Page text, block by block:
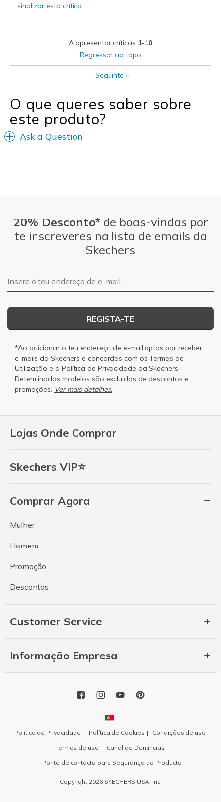
Sizing
Feels true to size
sinalizar esta crítica
A apresentar críticas 1-10
Regressar ao topo
Seguinte »
O que queres saber sobre
este produto?
Ask a Question
Lojas Onde Comprar
Skechers VIP⭐
Comprar Agora
Mulher
Homem
Promoção
Descontos
Customer Service
Informação Empresa
20% Desconto*de boas-vindas por
te inscreveres na lista de emails da
Skechers
Endereço de e-mail
REGISTA-TE
*Ao adicionar o teu endereço de e-mail,optas por receber
e-mails da Skechers e concordas com os Termos de
Utilização e a Política de Privacidade da Skechers.
Determinados modelos são excluidos de descontos e
promoções. Ver mais detalhes.
Política de Privacidade Política de Cookies
Condições de uso
Termos de uso
Canal de Denúncias
Ponto de contacto para Segurança do Producto
Copyright 2026 SKECHERS USA, Inc.